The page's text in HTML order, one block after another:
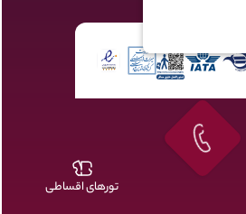
تورهای اقساطی